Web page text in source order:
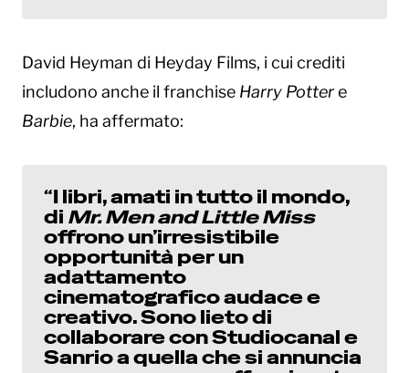
David Heyman di Heyday Films, i cui crediti
includono anche il franchise Harry Pottere
Barbie, ha affermato:
“I libri, amati in tutto il mondo,
di Mr. Men and Little Miss
offrono un’irresistibile
opportunità per un
adattamento
cinematografico audace e
creativo. Sono lieto di
collaborare con Studiocanal e
Sanrio a quella che si annuncia